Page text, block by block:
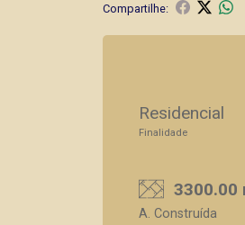
Compartilhe:
Residencial
Finalidade
3300.00
A. Construída